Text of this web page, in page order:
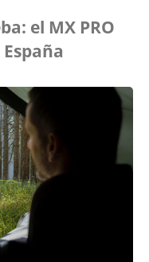
el MX PRO